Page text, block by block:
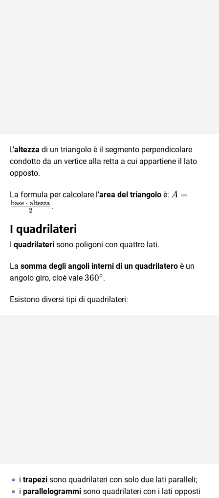
L’altezza di un triangolo è il segmento perpendicolare
condotto da un vertice alla retta a cui appartiene il lato
opposto.
La formula per calcolare l’area del triangolo è: A =
A =
2
base ⋅ altezza .
I quadrilateri
I quadrilateri sono poligoni con quattro lati.
La somma degli angoli interni di un quadrilatero è un
angolo giro, cioè vale 360^\circ
360∘.
Esistono diversi tipi di quadrilateri:
i trapezi sono quadrilateri con solo due lati paralleli;
i parallelogrammi sono quadrilateri con i lati opposti